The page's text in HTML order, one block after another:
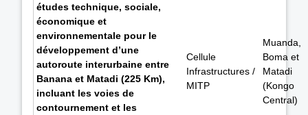
études technique, sociale,
économique et
environnementale pour le
développement d’une
autoroute interurbaine entre
Banana et Matadi (225 Km),
incluant les voies de
contournement et les
Cellule
Infrastructures /
MITP
Muanda,
Boma et
Matadi
(Kongo
Central)